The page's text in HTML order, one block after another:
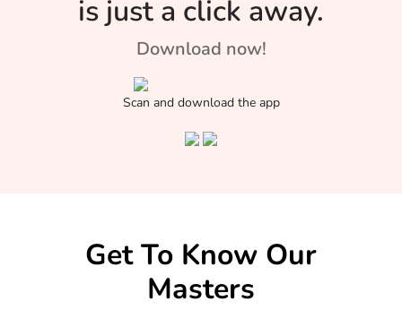
is just a click away.
Download now!
Scan and download the app
Get To Know Our
Masters